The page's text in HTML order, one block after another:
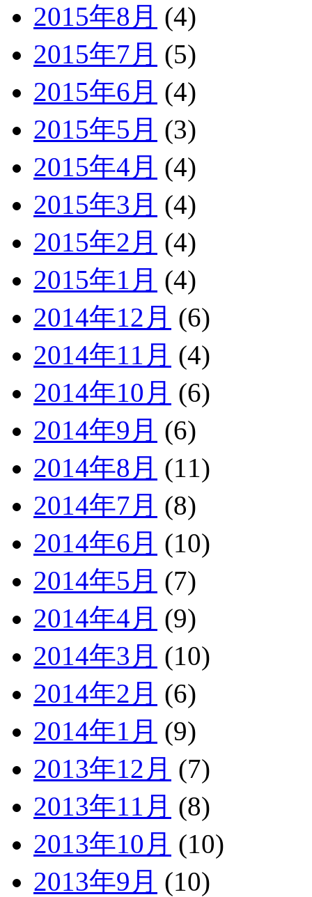
2015年8月 (4)
2015年7月 (5)
2015年6月 (4)
2015年5月 (3)
2015年4月 (4)
2015年3月 (4)
2015年2月 (4)
2015年1月 (4)
2014年12月 (6)
2014年11月 (4)
2014年10月 (6)
2014年9月 (6)
2014年8月 (11)
2014年7月 (8)
2014年6月 (10)
2014年5月 (7)
2014年4月 (9)
2014年3月 (10)
2014年2月 (6)
2014年1月 (9)
2013年12月 (7)
2013年11月 (8)
2013年10月 (10)
2013年9月 (10)